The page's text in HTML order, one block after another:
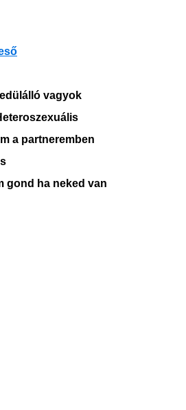
vagyok
a partneremben
gond ha neked van